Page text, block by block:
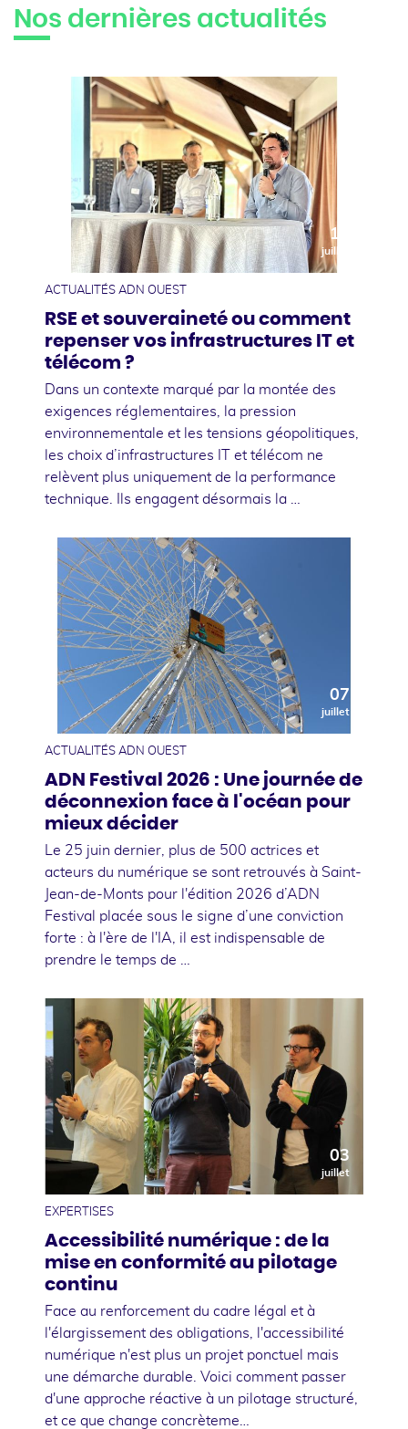
Nos dernières actualités
10
juillet
ACTUALITÉS ADN OUEST
RSE et souveraineté ou comment
repenser vos infrastructures IT et
télécom ?
Dans un contexte marqué par la montée des
exigences réglementaires, la pression
environnementale et les tensions géopolitiques,
les choix d’infrastructures IT et télécom ne
relèvent plus uniquement de la performance
technique. Ils engagent désormais la …
07
juillet
ACTUALITÉS ADN OUEST
ADN Festival 2026 : Une journée de
déconnexion face à l'océan pour
mieux décider
Le 25 juin dernier, plus de 500 actrices et
acteurs du numérique se sont retrouvés à Saint-
Jean-de-Monts pour l'édition 2026 d’ADN
Festival placée sous le signe d’une conviction
forte : à l'ère de l'IA, il est indispensable de
prendre le temps de …
03
juillet
EXPERTISES
Accessibilité numérique : de la
mise en conformité au pilotage
continu
Face au renforcement du cadre légal et à
l'élargissement des obligations, l'accessibilité
numérique n'est plus un projet ponctuel mais
une démarche durable. Voici comment passer
d'une approche réactive à un pilotage structuré,
et ce que change concrèteme…